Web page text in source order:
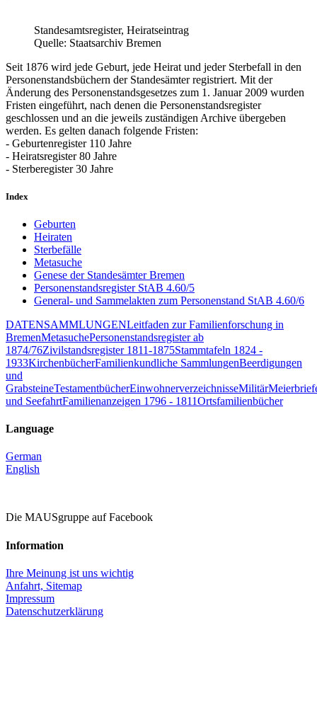
Standesamtsregister, Heiratseintrag
Quelle: Staatsarchiv Bremen
Seit 1876 wird jede Geburt, jede Heirat und jeder Sterbefall in den
Personenstandsbüchern der Standesämter registriert. Mit der
Änderung des Personenstandsgesetzes zum 1. Januar 2009 wurden
Fristen eingeführt, nach denen die Personenstandsregister
geschlossen und an die jeweils zuständigen Archive übergeben
werden. Es gelten danach folgende Fristen:
- Geburtenregister 110 Jahre
- Heiratsregister 80 Jahre
- Sterberegister 30 Jahre
Index
Geburten
Heiraten
Sterbefälle
Metasuche
Genese der Standesämter Bremen
Personenstandsregister StAB 4.60/5
General- und Sammelakten zum Personenstand StAB 4.60/6
DATENSAMMLUNGENLeitfaden zur Familienforschung in
BremenMetasuchePersonenstandsregister ab
1874/76Zivilstandsregister 1811-1875Stammtafeln 1824 -
1933KirchenbücherFamilienkundliche SammlungenBeerdigungen
und
GrabsteineTestamentbücherEinwohnerverzeichnisseMilitär
und SeefahrtFamilienanzeigen 1796 - 1811Ortsfamilienbücher
Language
German
English
Die MAUSgruppe auf Facebook
Information
Ihre Meinung ist uns wichtig
Anfahrt, Sitemap
Impressum
Datenschutzerklärung